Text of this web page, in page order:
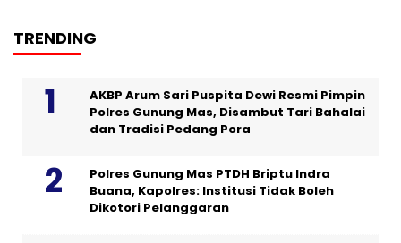
TRENDING
AKBP Arum Sari Puspita Dewi Resmi Pimpin
Polres Gunung Mas, Disambut Tari Bahalai
dan Tradisi Pedang Pora
Polres Gunung Mas PTDH Briptu Indra
Buana, Kapolres: Institusi Tidak Boleh
Dikotori Pelanggaran